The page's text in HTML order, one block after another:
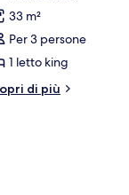
recensioni)
33 m²
Per 3 persone
1 letto king
di più